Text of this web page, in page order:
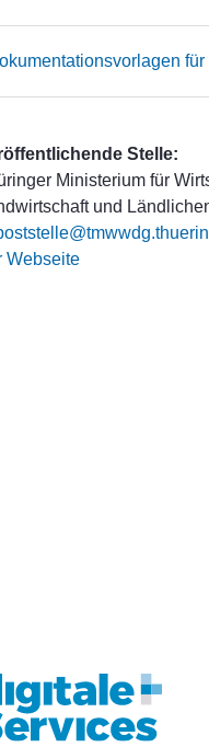
Stelle:
Ministerium für
und
Webseite